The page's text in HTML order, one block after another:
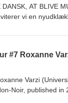
om specialet,
Podcasten
eller Spotify.
AT BLIVE
vi en
har skrevet
i sin egen hjemby
LinkedIn eller via
er Anna Stub
#7 Roxanne
Varzi
Noir, published